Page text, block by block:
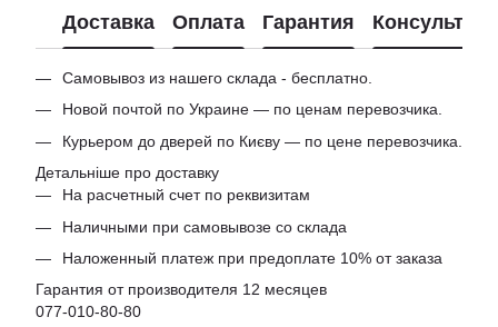
Доставка Оплата Гарантия
Самовывоз из нашего склада - бесплатно.
Новой почтой по Украине — по ценам перевозчика.
Курьером до дверей по Києву — по цене перевозчика.
Детальніше про доставку
На расчетный счет по реквизитам
Наличными при самовывозе со склада
Наложенный платеж при предоплате 10% от заказа
Гарантия от производителя 12 месяцев
077-010-80-80